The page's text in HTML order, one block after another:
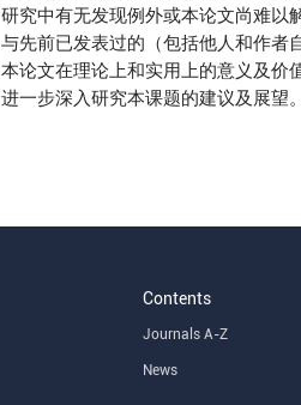
研究中有无发现例外或本论文尚难以
与先前已发表过的（包括他人和作者
本论文在理论上和实用上的意义及价
进一步深入研究本课题的建议及展望。
Contents
Journals A-Z
News